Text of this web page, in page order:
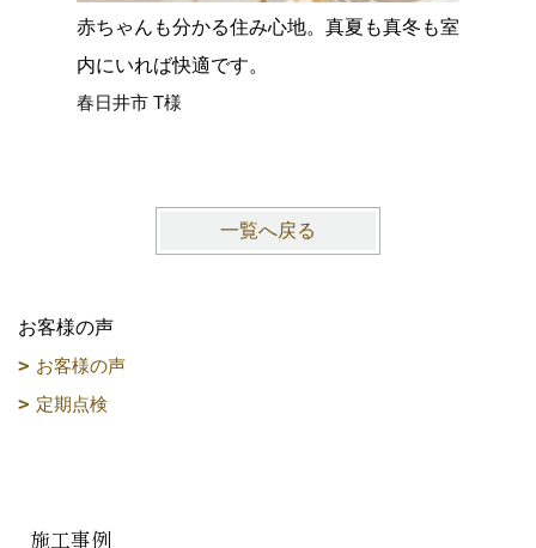
赤ちゃんも分かる住み心地。真夏も真冬も室
内にいれば快適です。
春日井市 T様
一覧へ戻る
お客様の声
お客様の声
定期点検
施工事例